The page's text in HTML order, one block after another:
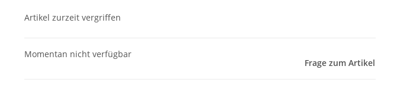
Artikel zurzeit vergriffen
Momentan nicht verfügbar
Frage zum Artikel